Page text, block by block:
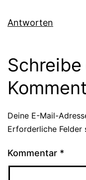
Antworten
Deine E-Mail-
Erforderliche Felder
Kommentar *